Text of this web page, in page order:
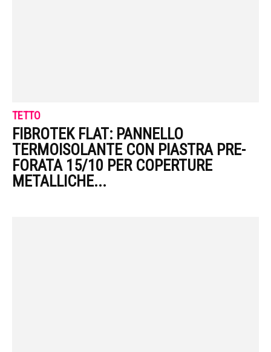
TETTO
FIBROTEK FLAT: PANNELLO
TERMOISOLANTE CON PIASTRA PRE-
FORATA 15/10 PER COPERTURE
METALLICHE...